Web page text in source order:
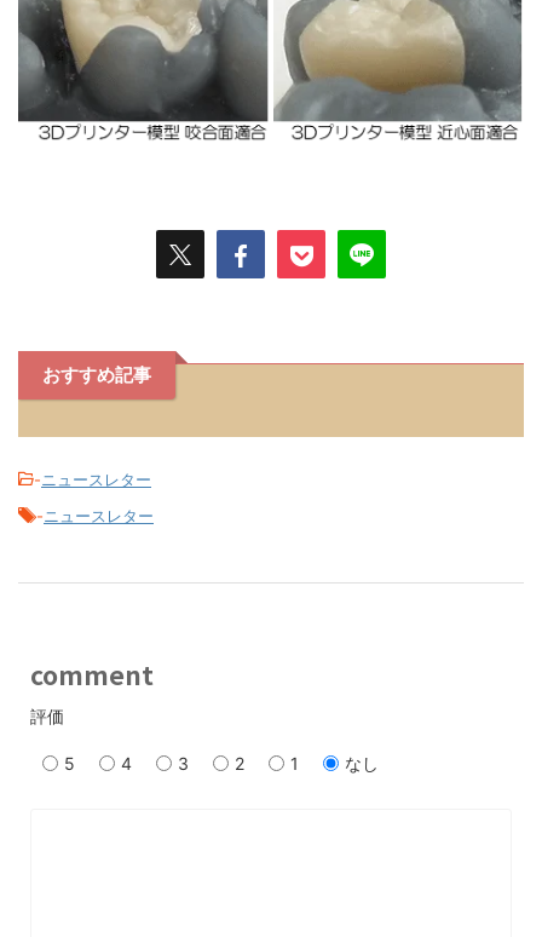
おすすめ記事
-ニュースレター
-ニュースレター
comment
評価
5 4 3 2 1 なし